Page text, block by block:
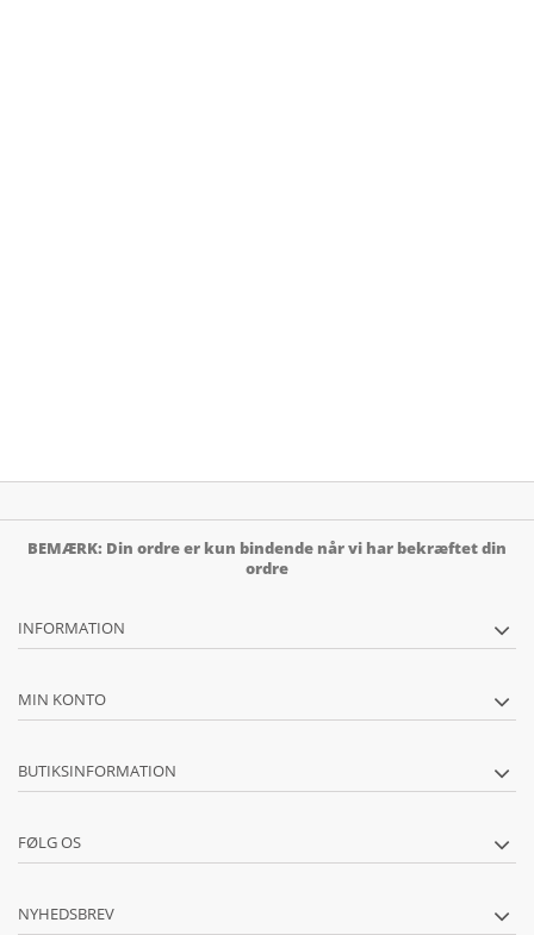
BEMÆRK: Din ordre er kun bindende når vi har bekræftet din
ordre
INFORMATION
MIN KONTO
BUTIKSINFORMATION
FØLG OS
NYHEDSBREV